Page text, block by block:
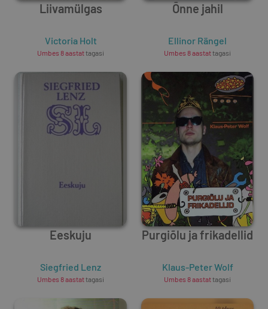
Liivamülgas
Victoria Holt
Umbes 8 aastattagasi
Õnne jahil
Ellinor Rängel
Umbes 8 aastattagasi
Eeskuju
Siegfried Lenz
Umbes 8 aastattagasi
Purgiõlu ja frikadellid
Klaus-Peter Wolf
Umbes 8 aastattagasi